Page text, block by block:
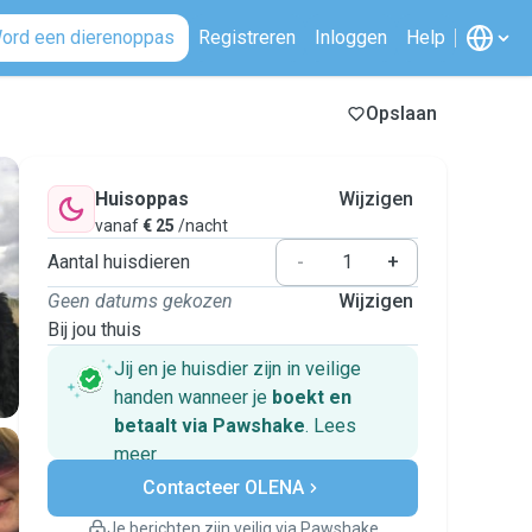
een dierenoppas Registreren Inloggen Help
Opslaan
Huisoppas
vanaf€ 25 /nacht
Wijzigen
Aantal huisdieren -
+
Geen datums gekozen
Bij jou thuis
Wijzigen
Jij en je huisdier zijn in veilige
handen wanneer je boekt en
betaalt via Pawshake. Lees
meer
Veilig betalen
Hulp als plannen veranderen
Contacteer OLENA